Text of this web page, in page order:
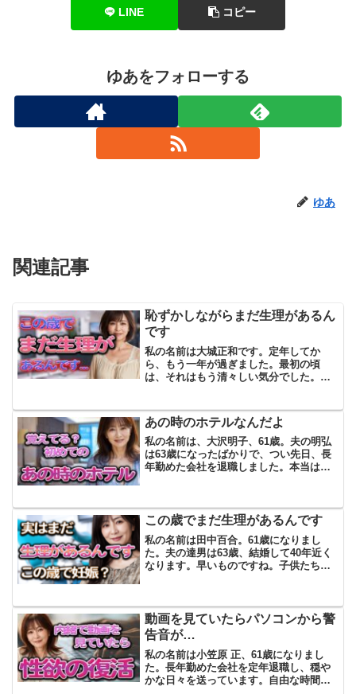
LINE コピー
ゆあをフォローする
ゆあ
関連記事
恥ずかしながらまだ生理があるん
です
私の名前は大城正和です。定年してか
ら、もう一年が過ぎました。最初の頃
は、それはもう清々しい気分でした。朝
ったような気がして、毎朝ゆっくりコー
ヒーを淹れては窓の外の景色を...
あの時のホテルなんだよ
私の名前は、大沢明子、61歳。夫の明弘
は63歳になったばかりで、つい先日、長
年勤めた会社を退職しました。本当は、
ゆっくり過ごす方がいいと思っていたか
ら、内心ほっとしてい...
この歳でまだ生理があるんです
私の名前は田中百合。61歳になりまし
た。夫の達男は63歳、結婚して40年近く
なります。早いものですね。子供たちも
を始めました。私が言...
動画を見ていたらパソコンから警
告音が…
私の名前は小笠原 正、61歳になりまし
た。長年勤めた会社を定年退職し、穏や
かな日々を送っています。自由な時間が